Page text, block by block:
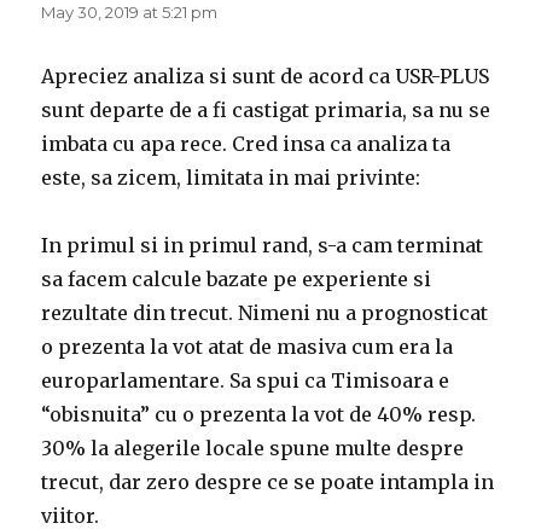
May 30, 2019 at 5:21 pm
Apreciez analiza si sunt de acord ca USR-PLUS
sunt departe de a fi castigat primaria, sa nu se
imbata cu apa rece. Cred insa ca analiza ta
este, sa zicem, limitata in mai privinte:
In primul si in primul rand, s-a cam terminat
sa facem calcule bazate pe experiente si
rezultate din trecut. Nimeni nu a prognosticat
o prezenta la vot atat de masiva cum era la
europarlamentare. Sa spui ca Timisoara e
“obisnuita” cu o prezenta la vot de 40% resp.
30% la alegerile locale spune multe despre
trecut, dar zero despre ce se poate intampla in
viitor.